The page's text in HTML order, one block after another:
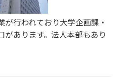
行われており大学企画課・
があります。法人本部もあり